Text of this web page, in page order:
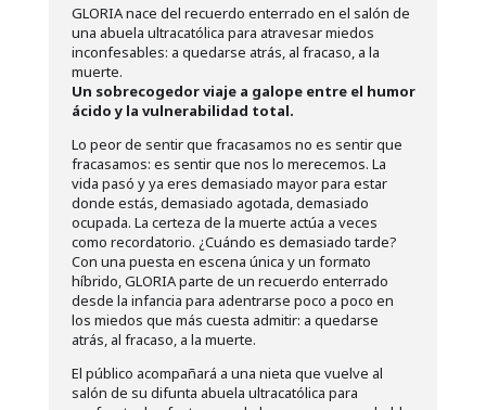
GLORIA nace del recuerdo enterrado en el salón de
una abuela ultracatólica para atravesar miedos
inconfesables: a quedarse atrás, al fracaso, a la
muerte.
Un sobrecogedor viaje a galope entre el humor
ácido y la vulnerabilidad total.
Lo peor de sentir que fracasamos no es sentir que
fracasamos: es sentir que nos lo merecemos. La
vida pasó y ya eres demasiado mayor para estar
donde estás, demasiado agotada, demasiado
ocupada. La certeza de la muerte actúa a veces
como recordatorio. ¿Cuándo es demasiado tarde?
Con una puesta en escena única y un formato
híbrido, GLORIA parte de un recuerdo enterrado
desde la infancia para adentrarse poco a poco en
los miedos que más cuesta admitir: a quedarse
atrás, al fracaso, a la muerte.
El público acompañará a una nieta que vuelve al
salón de su difunta abuela ultracatólica para